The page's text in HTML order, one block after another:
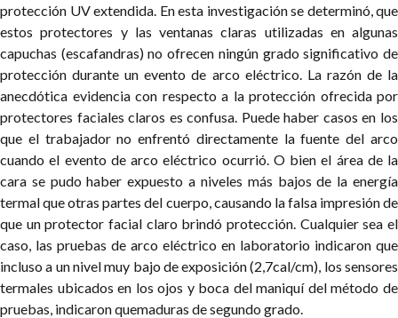
protección UV extendida. En esta investigación se determinó, que
estos protectores y las ventanas claras utilizadas en algunas
capuchas (escafandras) no ofrecen ningún grado significativo de
protección durante un evento de arco eléctrico. Larazón de la
anecdótica evidencia con respecto a la protección ofrecida por
protectores faciales claros es confusa. Puede haber casos en los
que el trabajador no enfrentó directamente la fuente del arco
cuando el evento de arco eléctrico ocurrió. O bien el área de la
cara se pudo haber expuesto a niveles más bajos de la energía
termal que otras partes del cuerpo, causando la falsa impresión de
que un protector facial claro brindó protección. Cualquier sea el
caso, las pruebas de arco eléctrico en laboratorio indicaron que
incluso a un nivel muy bajo de exposición (2,7cal/cm), los sensores
termales ubicados en los ojos y boca del maniquí del método de
pruebas, indicaron quemaduras de segundo grado.